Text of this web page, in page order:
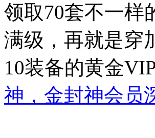
领取70套不一样
满级，再就是穿
10装备的黄金
神，金封神会员